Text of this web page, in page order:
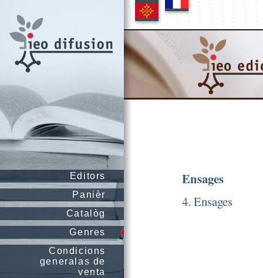
Editors
Panièr
Catalòg
Genres
Condicions
generalas de
venta
Ensages
4. Ensages